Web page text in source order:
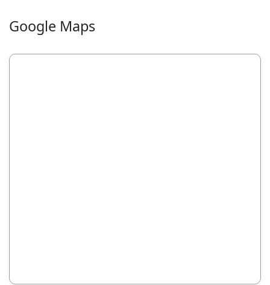
Google Maps